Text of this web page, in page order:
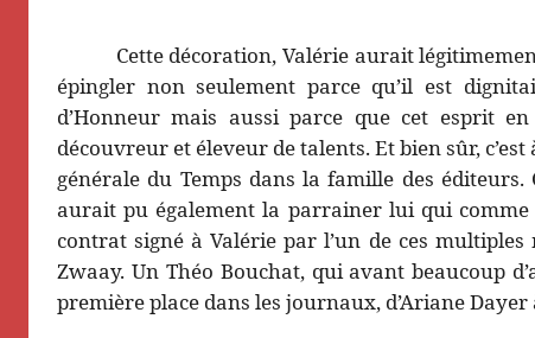
Cette décoration, Valérie aurait
épingler non seulement parce qu’il est
d’Honneur mais aussi parce que cet esprit
découvreur et éleveur de talents. Et bien sûr, c’est
générale du Temps dans la famille des
aurait pu également la parrainer lui qui
contrat signé à Valérie par l’un de ces
Zwaay. Un Théo Bouchat, qui avant beaucoup
première place dans les journaux, d’Ariane Dayer